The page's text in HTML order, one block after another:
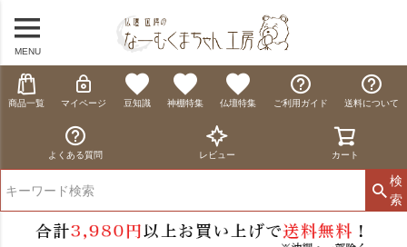
MENU
商品一覧 マイページ 豆知識 神棚特集 仏壇特集 ご利用ガイド 送料について
よくある質問 レビュー カート
検
索